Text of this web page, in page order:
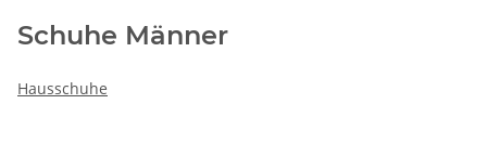
Schuhe Männer
Hausschuhe